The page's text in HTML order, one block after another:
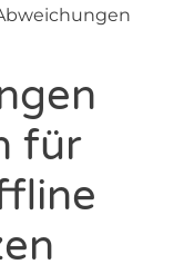
für